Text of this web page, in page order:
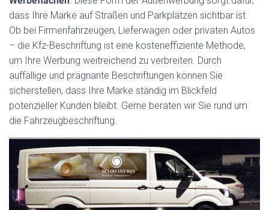
dass Ihre Marke auf Straßen und Parkplätzen sichtbar ist.
Ob bei Firmenfahrzeugen, Lieferwagen oder privaten Autos
– die Kfz-Beschriftung ist eine kosteneffiziente Methode,
um Ihre Werbung weitreichend zu verbreiten. Durch
auffällige und prägnante Beschriftungen können Sie
sicherstellen, dass Ihre Marke ständig im Blickfeld
potenzieller Kunden bleibt. Gerne beraten wir Sie rund um
die Fahrzeugbeschriftung.